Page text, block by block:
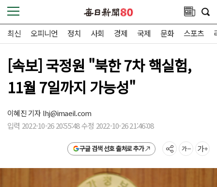
최신 오피니언 정치 사회 경제 국제 문화 스포츠
[속보] 국정원 "북한 7차 핵실험,
11월 7일까지 가능성"
이혜진 기자lhj@imaeil.com
입력 2022-10-26 20:55:48 수정 2022-10-26 21:46:08
구글 검색 선호 출처로 추가